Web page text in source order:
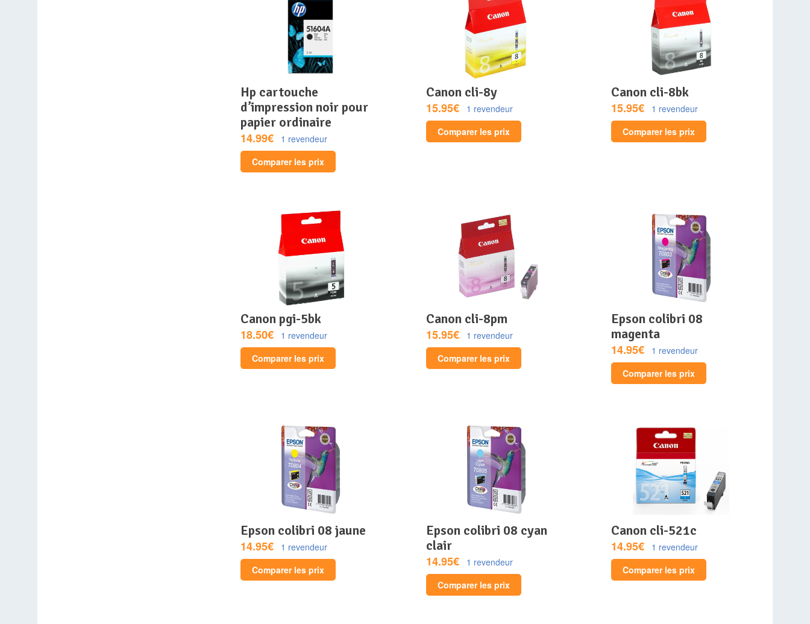
hp cartouche
d’impression noir pour
papier ordinaire
14.99€
1 revendeur
Comparer les prix
canon cli-8y
15.95€
1 revendeur
Comparer les prix
canon cli-8bk
15.95€
1 revendeur
Comparer les prix
canon pgi-5bk
18.50€
1 revendeur
Comparer les prix
canon cli-8pm
15.95€
1 revendeur
Comparer les prix
epson colibri 08
magenta
14.95€
1 revendeur
Comparer les prix
epson colibri 08 jaune
14.95€
1 revendeur
Comparer les prix
epson colibri 08 cyan
clair
14.95€
1 revendeur
Comparer les prix
canon cli-521c
14.95€
1 revendeur
Comparer les prix